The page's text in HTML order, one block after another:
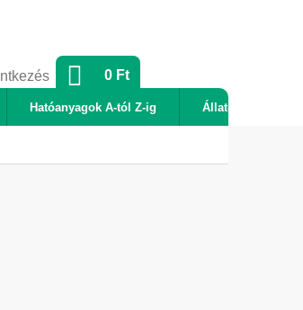
KOSÁR
0 Ft
Hatóanyagok A-tól Z-ig Állatok